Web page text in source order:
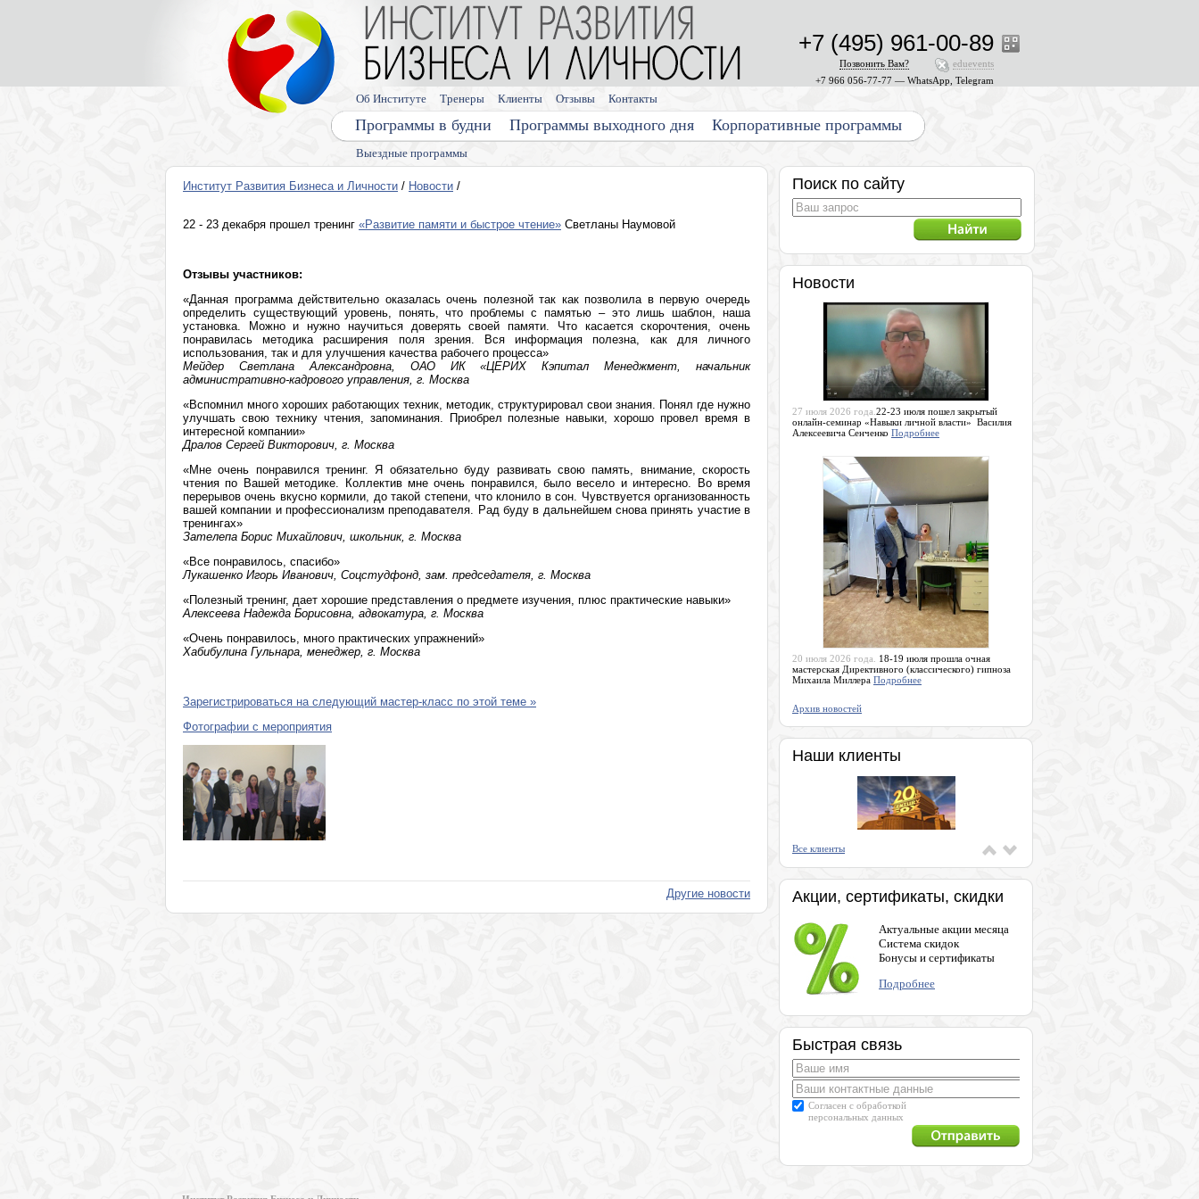
Выездные программы
Программы в будни Программы выходного дня Корпоративные программы
Об Институте Тренеры Клиенты Отзывы Контакты
+7 966 056-77-77 — WhatsApp, Telegram
eduevents
Позвонить Вам?
+7 (495) 961-00-89
Институт Развития Бизнеса и Личности / Новости /
22 - 23 декабря прошел тренинг «Развитие памяти и быстрое чтение» Светланы Наумовой
Отзывы участников:
«Данная программа действительно оказалась очень полезной так как позволила в первую очередь
определить существующий уровень, понять, что проблемы с памятью – это лишь шаблон, наша
установка. Можно и нужно научиться доверять своей памяти. Что касается скорочтения, очень
понравилась методика расширения поля зрения. Вся информация полезна, как для личного
использования, так и для улучшения качества рабочего процесса»
Мейдер Светлана Александровна, ОАО ИК «ЦЕРИХ Кэпитал Менеджмент, начальник
административно-кадрового управления, г. Москва
«Вспомнил много хороших работающих техник, методик, структурировал свои знания. Понял где нужно
улучшать свою технику чтения, запоминания. Приобрел полезные навыки, хорошо провел время в
интересной компании»
Дралов Сергей Викторович, г. Москва
«Мне очень понравился тренинг. Я обязательно буду развивать свою память, внимание, скорость
чтения по Вашей методике. Коллектив мне очень понравился, было весело и интересно. Во время
перерывов очень вкусно кормили, до такой степени, что клонило в сон. Чувствуется организованность
вашей компании и профессионализм преподавателя. Рад буду в дальнейшем снова принять участие в
тренингах»
Зателепа Борис Михайлович, школьник, г. Москва
«Все понравилось, спасибо»
Лукашенко Игорь Иванович, Соцстудфонд, зам. председателя, г. Москва
«Полезный тренинг, дает хорошие представления о предмете изучения, плюс практические навыки»
Алексеева Надежда Борисовна, адвокатура, г. Москва
«Очень понравилось, много практических упражнений»
Хабибулина Гульнара, менеджер, г. Москва
Зарегистрироваться на следующий мастер-класс по этой теме »
Фотографии с мероприятия
Другие новости
Поиск по сайту
Новости
27 июля 2026 года. 22-23 июля пошел закрытый
онлайн-семинар «Навыки личной власти» Василия
Алексеевича Сенченко Подробнее
20 июля 2026 года.
18-19 июля прошла очная
мастерская Директивного (классического) гипноза
Михаила Миллера Подробнее
Архив новостей
Наши клиенты
Все клиенты
Акции, сертификаты, скидки
Актуальные акции месяца
Система скидок
Бонусы и сертификаты
Подробнее
Быстрая связь